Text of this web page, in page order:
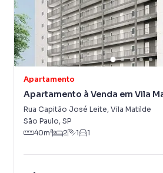
A Imobiliária Xavier e Brito tem
apartamentos, casas residenciais e
terrenos, lojas e barracões para
empreendimentos em construção
planta em Vila Nova Manchester e
vida.
Negocie seu imóvel de forma
você consegue comprar ou alugar
Apartamento
Apartamento à Venda em Vila
Rua Capitão José Leite, Vila Matilde
São Paulo, SP
40m² 2 1 1